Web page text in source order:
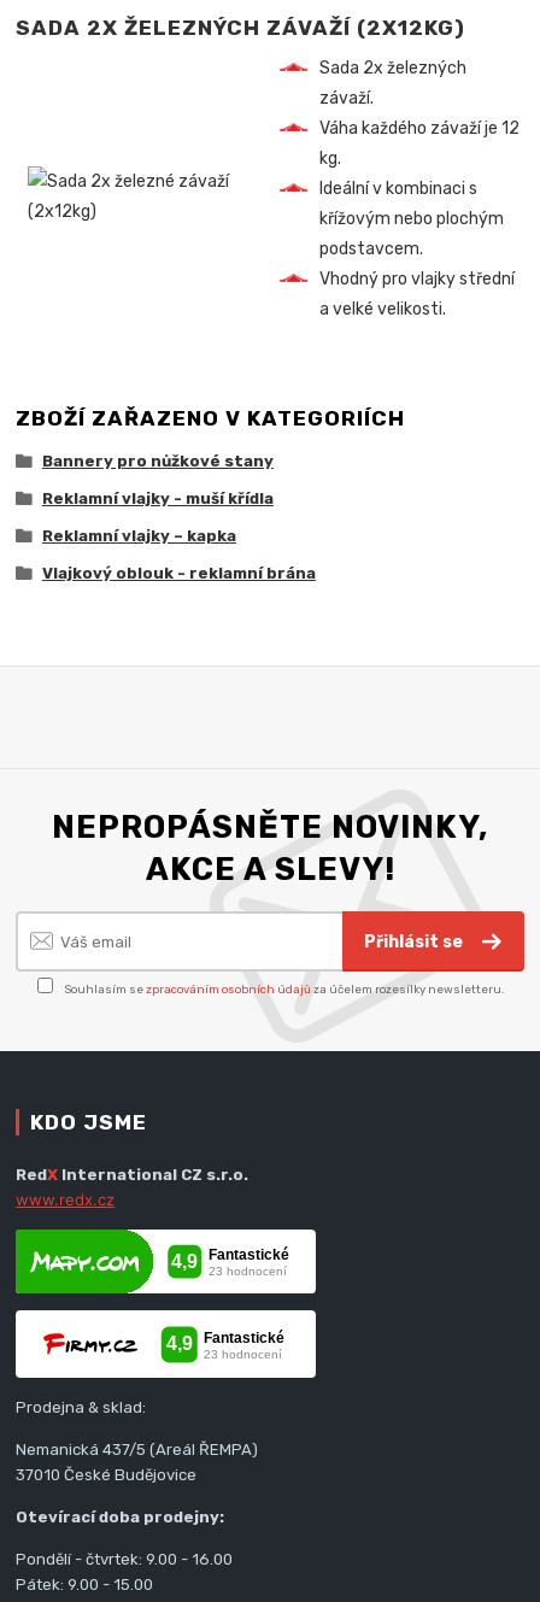
SADA 2X ŽELEZNÝCH ZÁVAŽÍ (2X12KG)
Sada 2x železných
závaží.
Váha každého závaží je 12
kg.
Ideální v kombinaci s
křížovým nebo plochým
podstavcem.
Vhodný pro vlajky střední
a velké velikosti.
ZBOŽÍ ZAŘAZENO V KATEGORIÍCH
Bannery pro nůžkové stany
Reklamní vlajky - muší křídla
Reklamní vlajky – kapka
Vlajkový oblouk - reklamní brána
NEPROPÁSNĚTE NOVINKY,
AKCE A SLEVY!
Přihlásit se
Souhlasím sezpracováním osobních údajů za účelem rozesílky newsletteru.
KDO JSME
RedX International CZ s.r.o.
www.redx.cz
Prodejna & sklad:
Nemanická 437/5 (Areál ŘEMPA)
37010 České Budějovice
Otevírací doba prodejny:
Pondělí - čtvrtek: 9.00 - 16.00
Pátek: 9.00 - 15.00